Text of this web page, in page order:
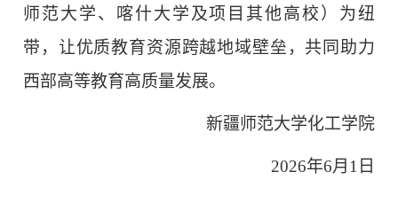
师范大学、喀什大学及项目其他高校）为纽
带，让优质教育资源跨越地域壁垒，共同助力
西部高等教育高质量发展。
新疆师范大学化工学院
2026年6月1日